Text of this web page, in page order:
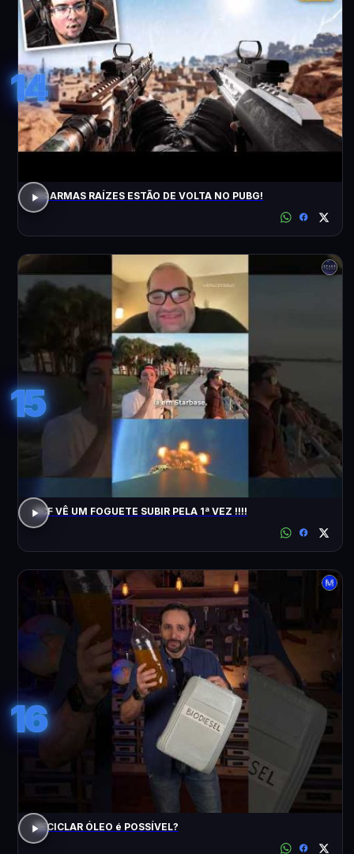
14
AS ARMAS RAÍZES ESTÃO DE VOLTA NO PUBG!
15
ACF VÊ UM FOGUETE SUBIR PELA 1ª VEZ !!!!
16
RECICLAR ÓLEO é POSSÍVEL?